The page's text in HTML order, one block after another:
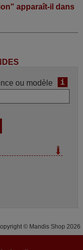
apparaît-il dans
ou modèle i
© Mandis Shop 2026